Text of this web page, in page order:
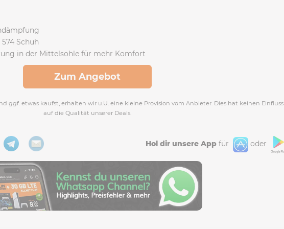
Schuh
in der Mittelsohle für mehr Komfort
Zum Angebot
ggf. etwas kaufst, erhalten wir u.U. eine kleine Provision vom Anbieter. Dies hat keinen Einfluss
auf die Qualität unserer Deals.
Hol dir unsere App für oder